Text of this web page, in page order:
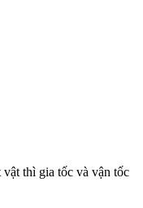
thì gia tốc và vận tốc